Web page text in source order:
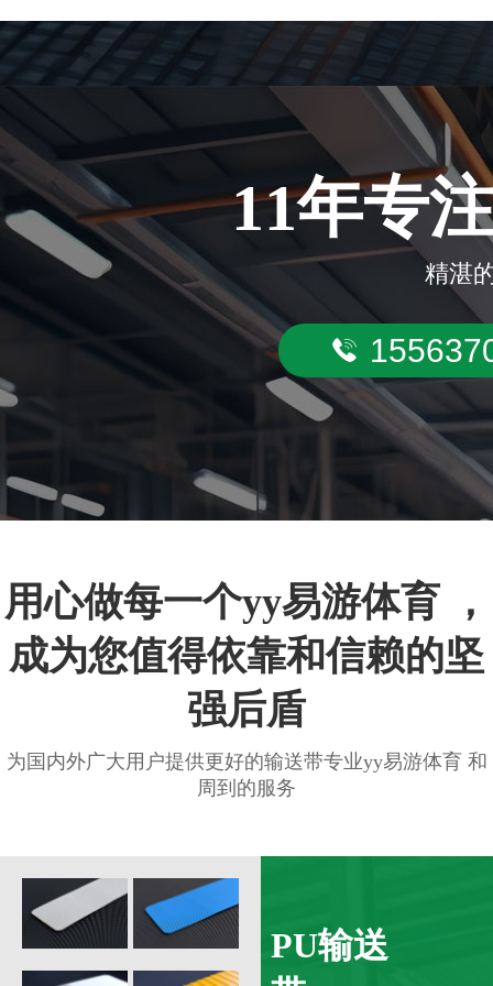
11年专
精湛
用心做每一个yy易游体育 ，
成为您值得依靠和信赖的坚
强后盾
为国内外广大用户提供更好的输送带专业yy易游体育 和
周到的服务
PU输送